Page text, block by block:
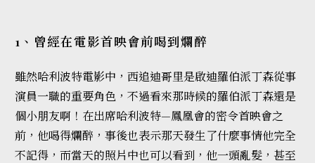
1、曾經在電影首映會前喝到爛醉
雖然哈利波特電影中，西追迪哥里是啟迪羅伯派丁森從事
演員一職的重要角色，不過看來那時候的羅伯派丁森還是
個小朋友啊！在出席哈利波特—鳳凰會的密令首映會之
前，他喝得爛醉，事後也表示那天發生了什麼事情他完全
不記得，而當天的照片中也可以看到，他一頭亂髮，甚至